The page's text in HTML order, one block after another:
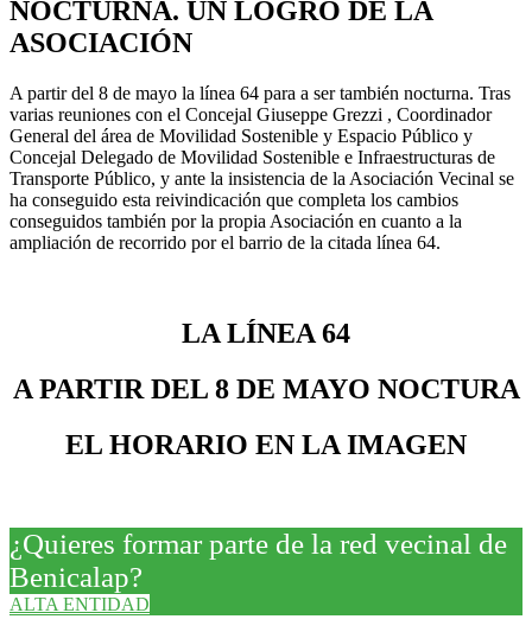
NOCTURNA. UN LOGRO DE LA
ASOCIACIÓN
A partir del 8 de mayo la línea 64 para a ser también nocturna. Tras
varias reuniones con el Concejal Giuseppe Grezzi , Coordinador
General del área de Movilidad Sostenible y Espacio Público y
Concejal Delegado de Movilidad Sostenible e Infraestructuras de
Transporte Público, y ante la insistencia de la Asociación Vecinal se
ha conseguido esta reivindicación que completa los cambios
conseguidos también por la propia Asociación en cuanto a la
ampliación de recorrido por el barrio de la citada línea 64.
LA LÍNEA 64
A PARTIR DEL 8 DE MAYO NOCTURA
EL HORARIO EN LA IMAGEN
¿Quieres formar parte de la red vecinal de
Benicalap?
ALTA ENTIDAD